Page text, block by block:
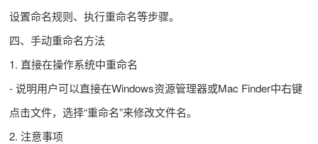
设置命名规则、执行重命名等步骤。
四、手动重命名方法
1. 直接在操作系统中重命名
- 说明用户可以直接在Windows资源管理器或Mac Finder中右键
点击文件，选择“重命名”来修改文件名。
2. 注意事项